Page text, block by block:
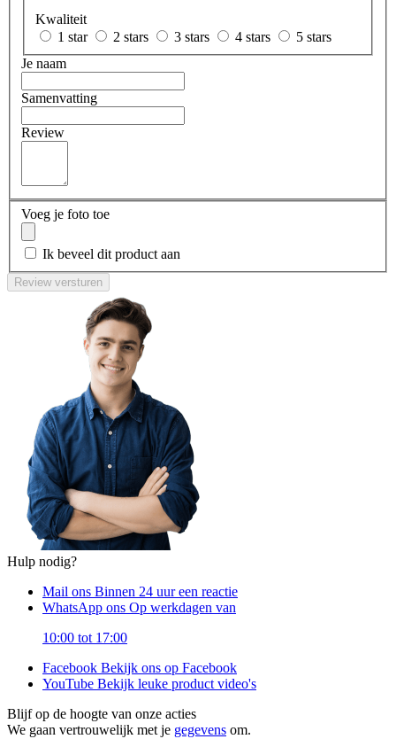
Kwaliteit
1 star
2 stars 3 stars 4 stars
5 stars
Je naam
Samenvatting
Review
Voeg je foto toe
Ik beveel dit product aan
Review versturen
Hulp nodig?
Mail ons Binnen 24 uur een reactie
WhatsApp ons Op werkdagen van
10:00 tot 17:00
Facebook Bekijk ons op Facebook
YouTube Bekijk leuke product video's
Blijf op de hoogte van onze acties
We gaan vertrouwelijk met je gegevens om.